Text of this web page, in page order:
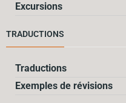
Excursions
TRADUCTIONS
Traductions
Exemples de révisions